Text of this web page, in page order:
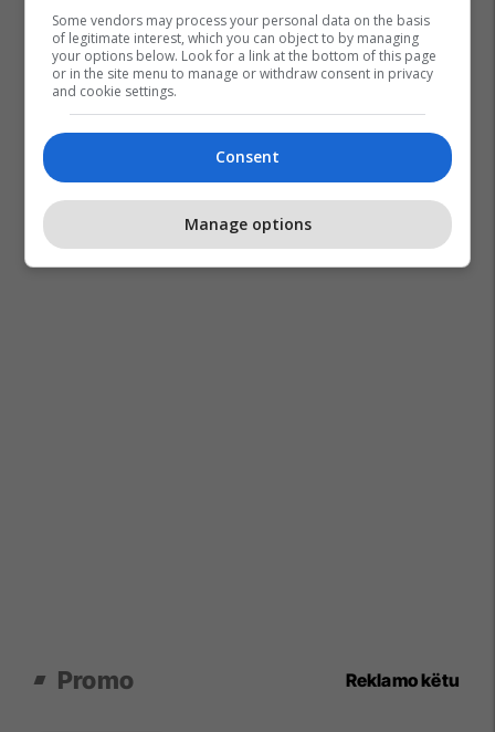
Promo Reklamo këtu
Some vendors may process your personal data on the basis
of legitimate interest, which you can object to by managing
your options below. Look for a link at the bottom of this page
or in the site menu to manage or withdraw consent in privacy
and cookie settings.
Consent
Manage options